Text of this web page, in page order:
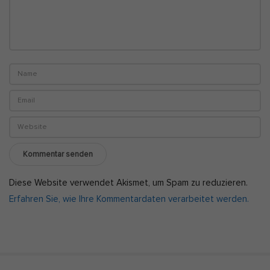
Diese Website verwendet Akismet, um Spam zu reduzieren.
Erfahren Sie, wie Ihre Kommentardaten verarbeitet werden.